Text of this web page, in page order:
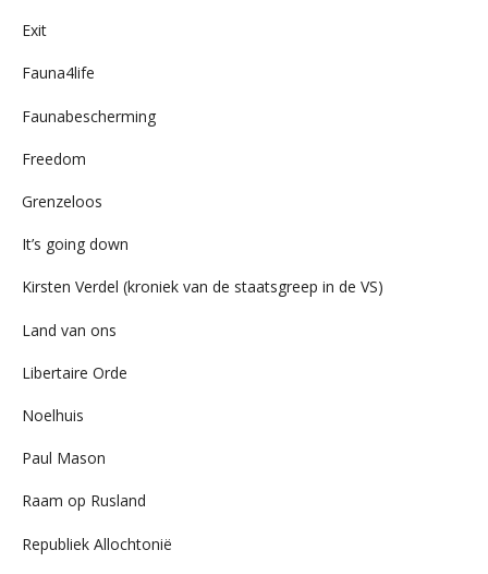
Exit
Fauna4life
Faunabescherming
Freedom
Grenzeloos
It’s going down
Kirsten Verdel (kroniek van de staatsgreep in de VS)
Land van ons
Libertaire Orde
Noelhuis
Paul Mason
Raam op Rusland
Republiek Allochtonië